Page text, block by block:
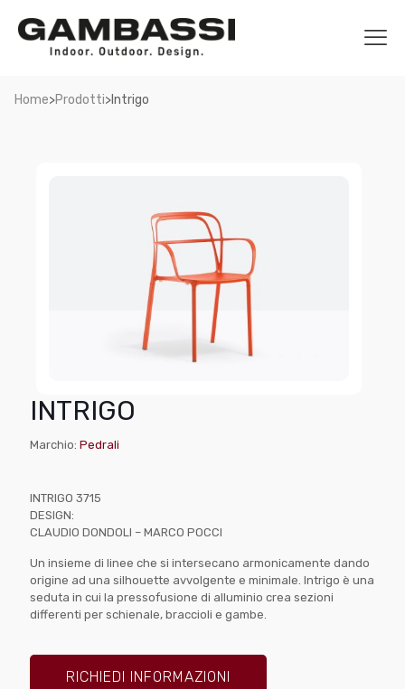
Home>Prodotti>Intrigo
INTRIGO
Marchio: Pedrali
INTRIGO 3715
DESIGN:
CLAUDIO DONDOLI – MARCO POCCI
Un insieme di linee che si intersecano armonicamente dando
origine ad una silhouette avvolgente e minimale. Intrigo è una
seduta in cui la pressofusione di alluminio crea sezioni
differenti per schienale, braccioli e gambe.
RICHIEDI INFORMAZIONI